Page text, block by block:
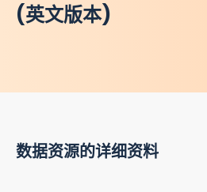
(英文版本)
数据资源的详细资料